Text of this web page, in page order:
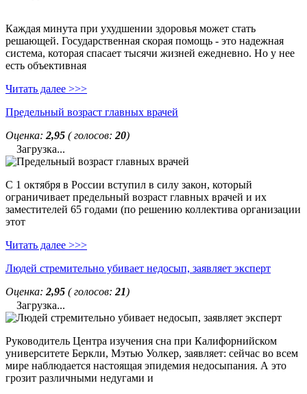
Каждая минута при ухудшении здоровья может стать
решающей. Государственная скорая помощь - это надежная
система, которая спасает тысячи жизней ежедневно. Но у нее
есть объективная
Читать далее >>>
Предельный возраст главных врачей
Оценка: 2,95 ( голосов: 20)
Загрузка...
С 1 октября в России вступил в силу закон, который
ограничивает предельный возраст главных врачей и их
заместителей 65 годами (по решению коллектива организации
этот
Читать далее >>>
Людей стремительно убивает недосып, заявляет эксперт
Оценка: 2,95 ( голосов: 21)
Загрузка...
Руководитель Центра изучения сна при Калифорнийском
университете Беркли, Мэтью Уолкер, заявляет: сейчас во всем
мире наблюдается настоящая эпидемия недосыпания. А это
грозит различными недугами и